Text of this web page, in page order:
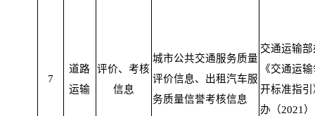
7
道路
运输
评价、考核
信息
城市公共交通服务质量
评价信息、出租汽车服
务质量信誉考核信息
交通运输
《交通运
开标准指
办（2021